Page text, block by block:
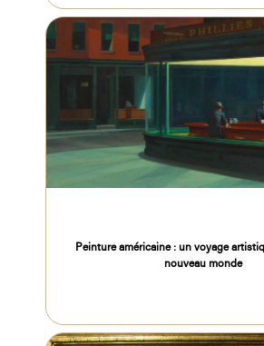
Peinture américaine : un voyage
nouveau monde